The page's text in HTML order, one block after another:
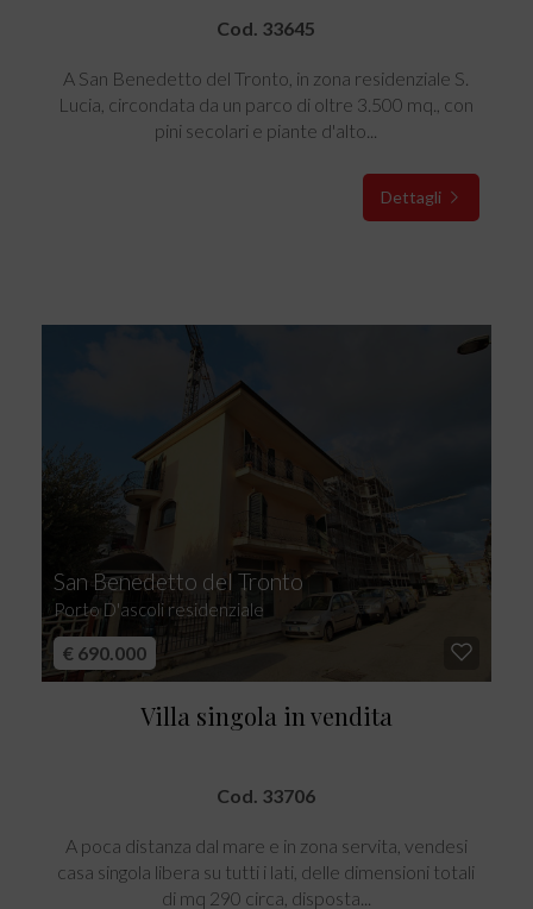
Cod. 33645
A San Benedetto del Tronto, in zona residenziale S.
Lucia, circondata da un parco di oltre 3.500 mq., con
pini secolari e piante d'alto...
Dettagli
San Benedetto del Tronto
Porto D'ascoli residenziale
€ 690.000
Villa singola in vendita
Cod. 33706
A poca distanza dal mare e in zona servita, vendesi
casa singola libera su tutti i lati, delle dimensioni totali
di mq 290 circa, disposta...